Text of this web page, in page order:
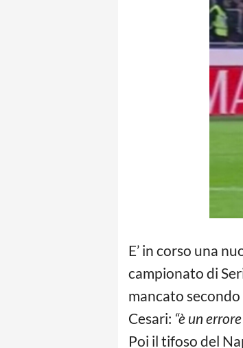
E’ in corso una
campionato di
mancato
Cesari: “è un
Poi il tifoso del